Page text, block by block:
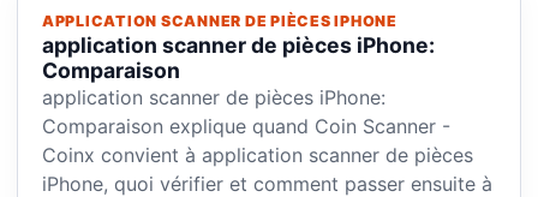
APPLICATION SCANNER DE PIÈCES IPHONE
application scanner de pièces iPhone:
Comparaison
application scanner de pièces iPhone:
Comparaison explique quand Coin Scanner -
Coinx convient à application scanner de pièces
iPhone, quoi vérifier et comment passer ensuite à